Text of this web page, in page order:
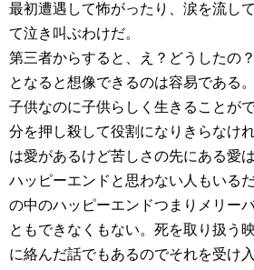
最初遭遇して怖がったり、涙を流し
て泣き叫ぶわけだ。
第三者からすると、え？どうしたの
となると想像できるのは容易である。
子供なのに子供らしく生きることが
分を押し殺して役割になりきらなけ
は愛があるけど苦しさの先にある愛
ハッピーエンドと思わない人もいる
の中のハッピーエンドつまりメリー
ともできなくもない。死を取り扱う
に絡んだ話でもあるのでそれを受け